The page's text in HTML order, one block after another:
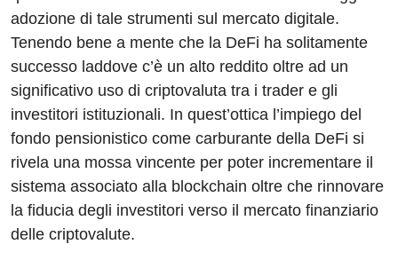
adozione di tale strumenti sul mercato digitale.
Tenendo bene a mente che la DeFi ha solitamente
successo laddove c’è un alto reddito oltre ad un
significativo uso di criptovaluta tra i trader e gli
investitori istituzionali. In quest’ottica l’impiego del
fondo pensionistico come carburante della DeFi si
rivela una mossa vincente per poter incrementare il
sistema associato alla blockchain oltre che rinnovare
la fiducia degli investitori verso il mercato finanziario
delle criptovalute.